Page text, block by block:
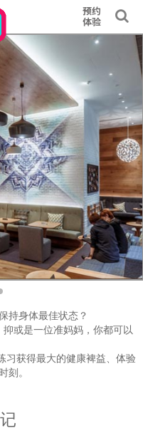
持身体最佳状态？
或是一位准妈妈，你都可以
习获得最大的健康裨益、体验
刻。